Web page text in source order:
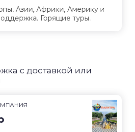
Азии, Африки, Америку и
Горящие туры.
с доставкой или